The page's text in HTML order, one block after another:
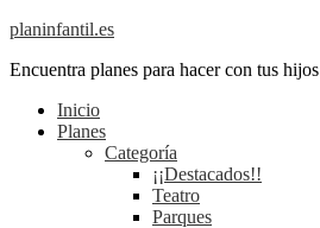
planinfantil.es
Encuentra planes para hacer con tus hijos
Inicio
Planes
Categoría
¡¡Destacados!!
Teatro
Parques